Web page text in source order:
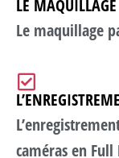
LE MAQUILLAGE
Le maquillage
caméras en Full